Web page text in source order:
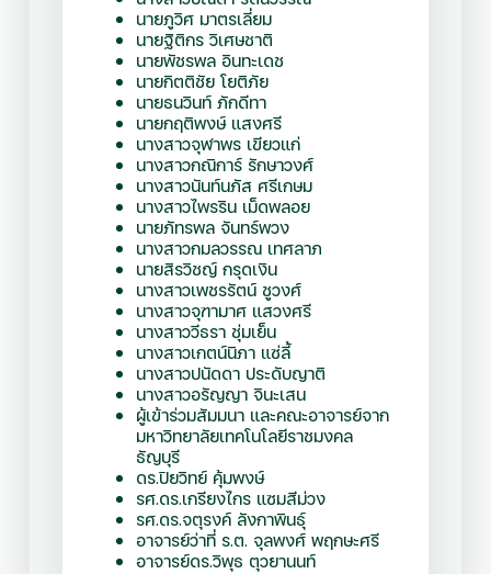
นายภูวิศ มาตรเลี่ยม
นายฐิติกร วิเศษชาติ
นายพัชรพล อินทะเดช
นายกิตติชัย โยติภัย
นายธนวินท์ ภักดีทา
นายกฤติพงษ์ แสงศรี
นางสาวจุฬาพร เขียวแก่
นางสาวกณิการ์ รักษาวงศ์
นางสาวนันท์นภัส ศรีเกษม
นางสาวไพรริน เม็ดพลอย
นายภัทรพล จันทร์พวง
นางสาวกมลวรรณ เทศลาภ
นายสิรวิชญ์ กรุดเงิน
นางสาวเพชรรัตน์ ชูวงศ์
นางสาวจุฑามาศ แสวงศรี
นางสาววีธรา ชุ่มเย็น
นางสาวเกตน์นิภา แซ่ลี้
นางสาวปนัดดา ประดับญาติ
นางสาวอรัญญา จินะเสน
ผู้เข้าร่วมสัมมนา และคณะอาจารย์จาก
มหาวิทยาลัยเทคโนโลยีราชมงคล
ธัญบุรี
ดร.ปิยวิทย์ คุ้มพงษ์
รศ.ดร.เกรียงไกร แซมสีม่วง
รศ.ดร.จตุรงค์ ลังกาพินธุ์
อาจารย์ว่าที่ ร.ต. จุลพงศ์ พฤกษะศรี
อาจารย์ดร.วิพุธ ตุวยานนท์